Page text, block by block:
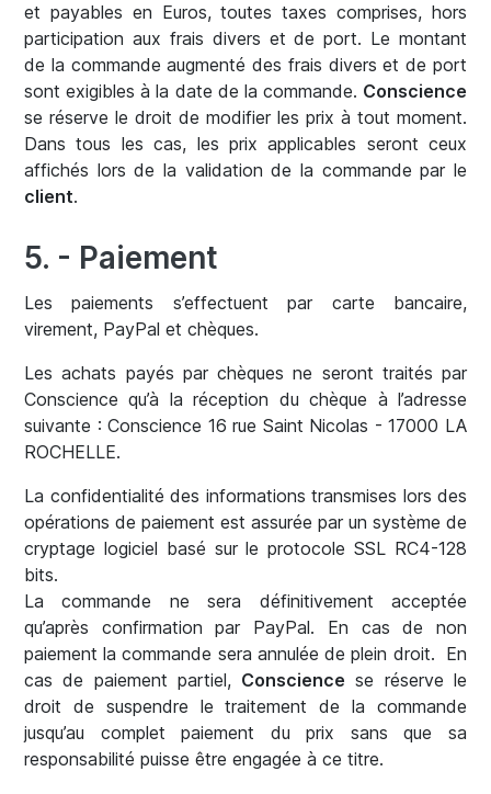
et payables en Euros, toutes taxes comprises, hors
participation aux frais divers et de port. Le montant
de la commande augmenté des frais divers et de port
sont exigibles à la date de la commande. Conscience
se réserve le droit de modifier les prix à tout moment.
Dans tous les cas, les prix applicables seront ceux
affichés lors de la validation de la commande par le
client.
5. - Paiement
Les paiements s’effectuent par carte bancaire,
virement, PayPal et chèques.
Les achats payés par chèques ne seront traités par
Conscience qu’à la réception du chèque à l’adresse
suivante : Conscience 16 rue Saint Nicolas - 17000 LA
ROCHELLE.
La confidentialité des informations transmises lors des
opérations de paiement est assurée par un système de
cryptage logiciel basé sur le protocole SSL RC4-128
bits.
La commande ne sera définitivement acceptée
qu’après confirmation par PayPal. En cas de non
paiement la commande sera annulée de plein droit. En
cas de paiement partiel, Conscience se réserve le
droit de suspendre le traitement de la commande
jusqu’au complet paiement du prix sans que sa
responsabilité puisse être engagée à ce titre.